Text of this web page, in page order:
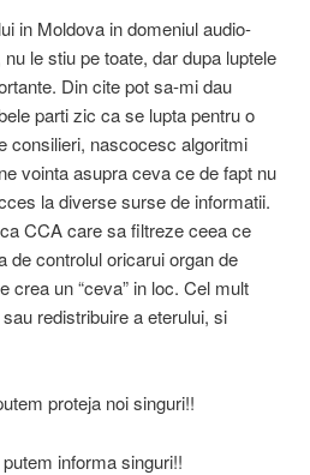
in Moldova in domeniul audio-
le stiu pe toate, dar dupa luptele
Din cite pot sa-mi dau
parti zic ca se lupta pentru o
consilieri, nascocesc algoritmi
vointa asupra ceva ce de fapt nu
la diverse surse de informatii.
CCA care sa filtreze ceea ce
de controlul oricarui organ de
un “ceva” in loc. Cel mult
redistribuire a eterului, si
proteja noi singuri!!
informa singuri!!